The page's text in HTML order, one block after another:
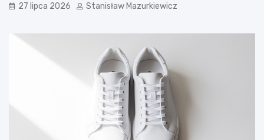
27 lipca 2026 Stanisław Mazurkiewicz